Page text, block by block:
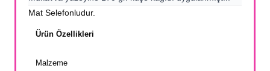
Mat Selefonludur.
Ürün Özellikleri
Malzeme